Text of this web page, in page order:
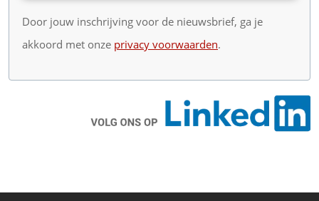
Door jouw inschrijving voor de nieuwsbrief, ga je
akkoord met onze privacy voorwaarden.